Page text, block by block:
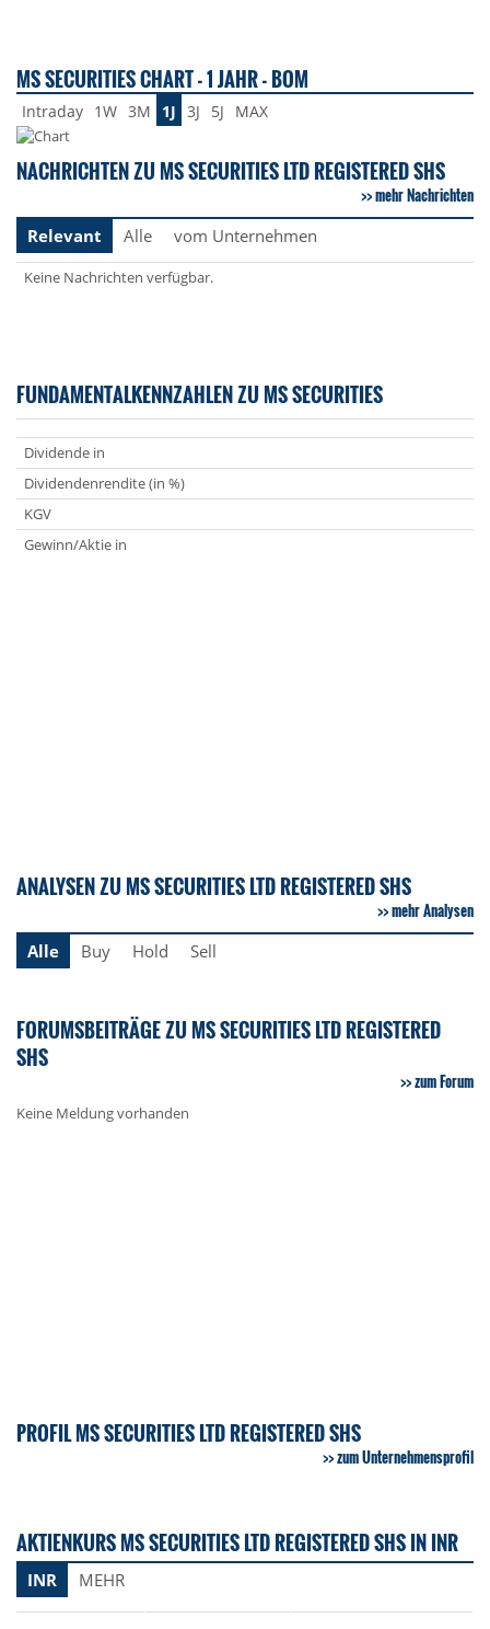
MS SECURITIES CHART - 1 JAHR - BOM
Intraday 1W 3M 1J 3J 5J MAX
NACHRICHTEN ZU MS SECURITIES LTD REGISTERED SHS
mehr Nachrichten
Relevant
Alle vom Unternehmen
Keine Nachrichten verfügbar.
FUNDAMENTALKENNZAHLEN ZU MS SECURITIES
Dividende in
Dividendenrendite (in %)
KGV
Gewinn/Aktie in
ANALYSEN ZU MS SECURITIES LTD REGISTERED SHS
mehr Analysen
Alle
Buy Hold Sell
FORUMSBEITRÄGE ZU MS SECURITIES LTD REGISTERED
SHS
zum Forum
Keine Meldung vorhanden
PROFIL MS SECURITIES LTD REGISTERED SHS
zum Unternehmensprofil
AKTIENKURS MS SECURITIES LTD REGISTERED SHS IN INR
INR MEHR